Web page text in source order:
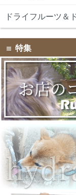
ドライフルーツ＆
特集